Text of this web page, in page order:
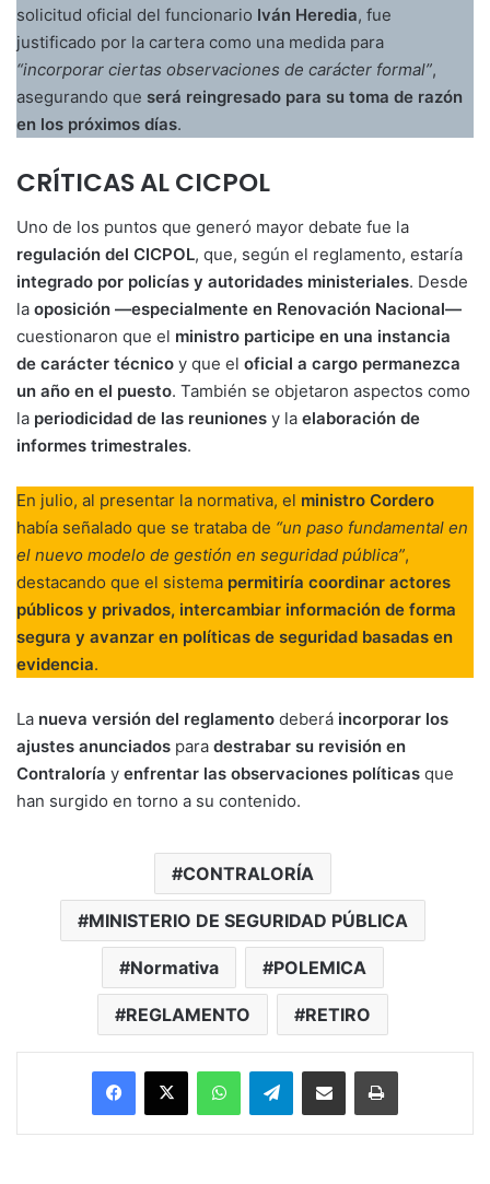
solicitud oficial del funcionario Iván Heredia, fue
justificado por la cartera como una medida para
“incorporar ciertas observaciones de carácter formal”,
asegurando que será reingresado para su toma de razón
en los próximos días.
CRÍTICAS AL CICPOL
Uno de los puntos que generó mayor debate fue la
regulación del CICPOL, que, según el reglamento, estaría
integrado por policías y autoridades ministeriales. Desde
la oposición —especialmente en Renovación Nacional—
cuestionaron que el ministro participe en una instancia
de carácter técnico y que el oficial a cargo permanezca
un año en el puesto. También se objetaron aspectos como
la periodicidad de las reuniones y la elaboración de
informes trimestrales.
En julio, al presentar la normativa, el ministro Cordero
había señalado que se trataba de “un paso fundamental en
el nuevo modelo de gestión en seguridad pública”,
destacando que el sistema permitiría coordinar actores
públicos y privados, intercambiar información de forma
segura y avanzar en políticas de seguridad basadas en
evidencia.
La nueva versión del reglamento deberá incorporar los
ajustes anunciados para destrabar su revisión en
Contraloría y enfrentar las observaciones políticas que
han surgido en torno a su contenido.
CONTRALORÍA
MINISTERIO DE SEGURIDAD PÚBLICA
Normativa POLEMICA
REGLAMENTO RETIRO
Facebook
X WhatsAppTelegramEnviar vía email Imprimir